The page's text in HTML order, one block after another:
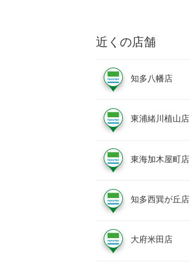
近くの店舗
知多八幡店
東浦緒川植山店
東海加木屋町店
知多西巽が丘店
大府米田店